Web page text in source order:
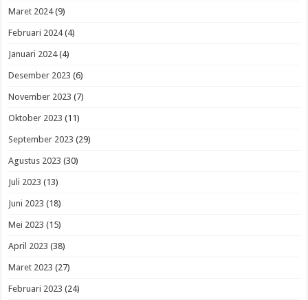
Maret 2024(9)
Februari 2024(4)
Januari 2024(4)
Desember 2023 (6)
November 2023 (7)
Oktober 2023 (11)
September 2023 (29)
Agustus 2023 (30)
Juli 2023 (13)
Juni 2023 (18)
Mei 2023 (15)
April 2023 (38)
Maret 2023 (27)
Februari 2023 (24)